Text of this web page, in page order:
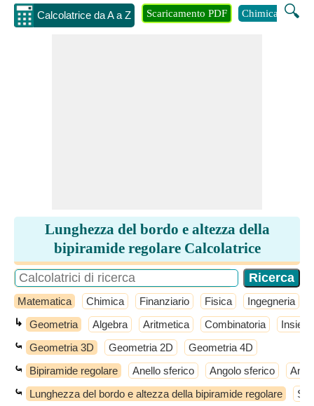
Calcolatrice da A a Z 🔍
Scaricamento PDF Chimica
Lunghezza del bordo e altezza della
bipiramide regolare Calcolatrice
Matematica Chimica Finanziario Fisica Ingegneria
↳ Geometria Algebra Aritmetica Combinatoria
⤿ Geometria 3D Geometria 2D Geometria 4D
⤿ Bipiramide regolare Anello sferico Angolo sferico
⤿ Lunghezza del bordo e altezza della bipiramide regolare